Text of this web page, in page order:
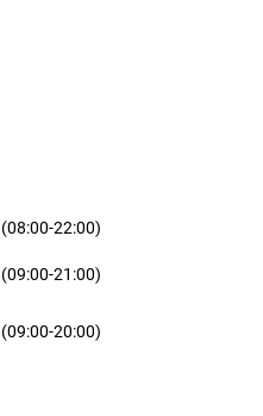
(08:00-22:00)
(09:00-21:00)
(09:00-20:00)